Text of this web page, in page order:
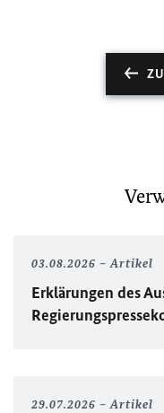
03.08.2026 Artikel
Erklärungen des
29.07.2026 Artikel